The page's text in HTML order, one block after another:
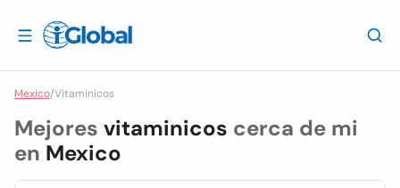
Mexico/Vitaminicos
Mejores vitaminicos cerca de mi
en Mexico